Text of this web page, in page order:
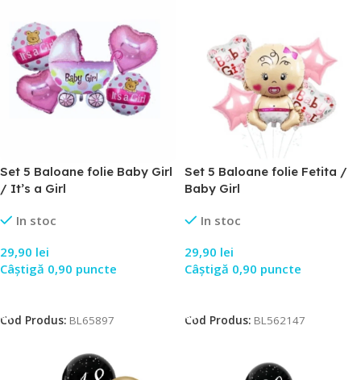
Set 5 Baloane folie Baby Girl
/ It’s a Girl
In stoc
29,90 lei
Câștigă 0,90 puncte
Cod Produs: BL65897
Set 5 Baloane folie Fetita /
Baby Girl
In stoc
29,90 lei
Câștigă 0,90 puncte
Cod Produs: BL562147